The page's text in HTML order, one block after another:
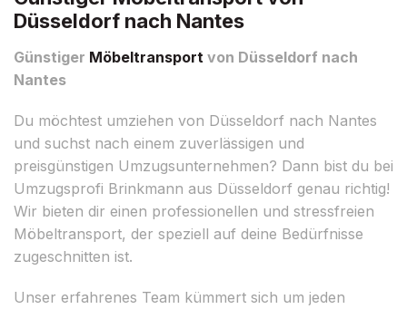
Düsseldorf nach Nantes
Günstiger Möbeltransport von Düsseldorf nach
Nantes
Du möchtest umziehen von Düsseldorf nach Nantes
und suchst nach einem zuverlässigen und
preisgünstigen Umzugsunternehmen? Dann bist du bei
Umzugsprofi Brinkmann aus Düsseldorf genau richtig!
Wir bieten dir einen professionellen und stressfreien
Möbeltransport, der speziell auf deine Bedürfnisse
zugeschnitten ist.
Unser erfahrenes Team kümmert sich um jeden